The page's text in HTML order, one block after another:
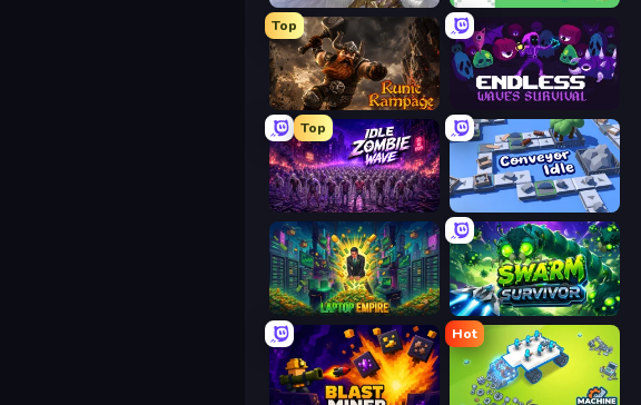
Top
Runic Rampage Endless Waves Survival
Top
Idle Zombie Wave: Survivors Conveyor Idle
Laptop Empire Swarm Survivor
Hot